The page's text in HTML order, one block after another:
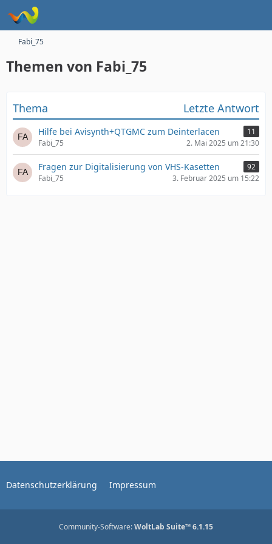
Fabi_75
Themen von Fabi_75
Thema Letzte Antwort
Hilfe bei Avisynth+QTGMC zum Deinterlacen
11
Fabi_75
2. Mai 2025 um 21:30
Fragen zur Digitalisierung von VHS-Kasetten
92
Fabi_75
3. Februar 2025 um 15:22
Datenschutzerklärung Impressum
Community-Software:WoltLab Suite™ 6.1.15